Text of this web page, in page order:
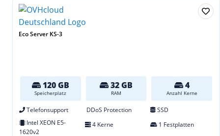
Eco Server KS-3
120 GB
Speicherplatz
32 GB
RAM
4
Anzahl Kerne
Telefonsupport DDoS Protection
SSD
Intel XEON E5-
1620v2
4 Kerne 1 Festplatten